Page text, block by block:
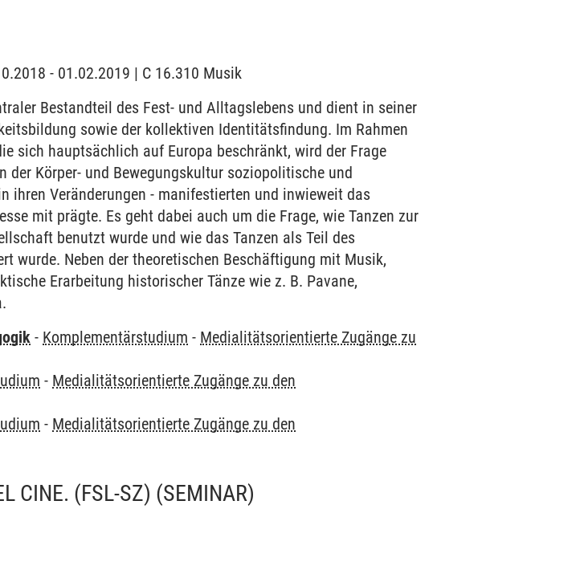
- 01.02.2019 | C 16.310 Musik
Bestandteil des Fest- und Alltagslebens und dient in seiner
sowie der kollektiven Identitätsfindung. Im Rahmen
sich hauptsächlich auf Europa beschränkt, wird der Frage
der Körper- und Bewegungskultur soziopolitische und
ihren Veränderungen - manifestierten und inwieweit das
mit prägte. Es geht dabei auch um die Frage, wie Tanzen zur
benutzt wurde und wie das Tanzen als Teil des
wurde. Neben der theoretischen Beschäftigung mit Musik,
Erarbeitung historischer Tänze wie z. B. Pavane,
- Komplementärstudium - Medialitätsorientierte Zugänge zu
- Medialitätsorientierte Zugänge zu den
- Medialitätsorientierte Zugänge zu den
CINE. (FSL-SZ) (SEMINAR)